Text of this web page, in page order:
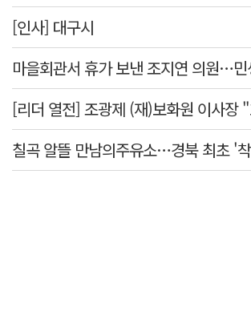
[인사] 대구시
마을회관서 휴가 보낸 조지연 의원…